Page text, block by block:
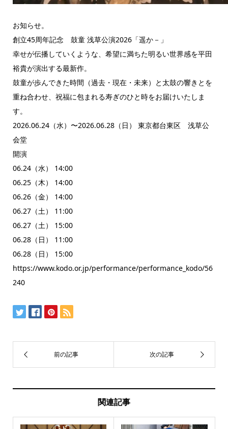
お知らせ。
創立45周年記念 鼓童 浅草公演2026「遥か－」
幸せが伝播していくような、希望に満ちた明るい世界感を平田
裕貴が演出する最新作。
鼓童が歩んできた時間（過去・現在・未来）と太鼓の響きとを
重ね合わせ、祝福に包まれる寿ぎのひと時をお届けいたしま
す。
2026.06.24（水）〜2026.06.28（日） 東京都台東区 浅草公
会堂
開演
06.24（水） 14:00
06.25（木） 14:00
06.26（金） 14:00
06.27（土） 11:00
06.27（土） 15:00
06.28（日） 11:00
06.28（日） 15:00
https://www.kodo.or.jp/performance/performance_kodo/56
240
関連記事